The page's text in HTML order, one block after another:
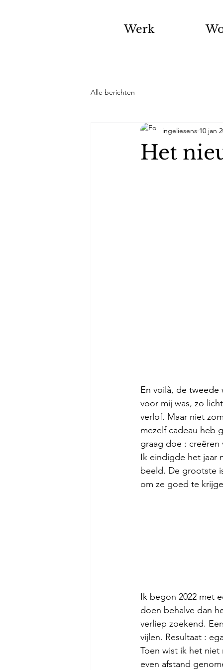
Werk
Alle berichten
Het
ingeliesens 10 jan
En voilà, de tweede
voor mij was, zo
verlof. Maar niet
mezelf cadeau heb
graag doe : creëren
Ik eindigde het jaar
beeld. De grootste
om ze goed te
Ik begon 2022 met
doen behalve dan
verliep zoekend.
vijlen. Resultaat :
Toen wist ik het
even afstand